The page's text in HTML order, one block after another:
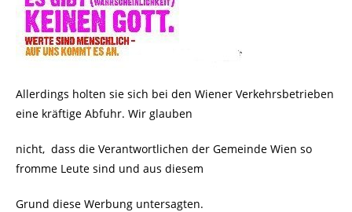
Allerdings holten sie sich bei den Wiener Verkehrsbetrieben
eine kräftige Abfuhr. Wir glauben
nicht, dass die Verantwortlichen der Gemeinde Wien so
fromme Leute sind und aus diesem
Grund diese Werbung untersagten.